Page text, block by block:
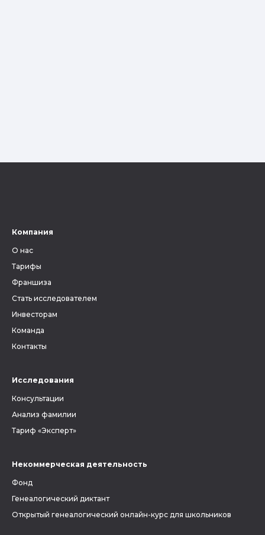
Компания
О нас
Тарифы
Франшиза
Стать исследователем
Инвесторам
Команда
Контакты
Исследования
Консультации
Анализ фамилии
Тариф «Эксперт»
Некоммерческая деятельность
Фонд
Генеалогический диктант
Открытый генеалогический онлайн-курс для школьников